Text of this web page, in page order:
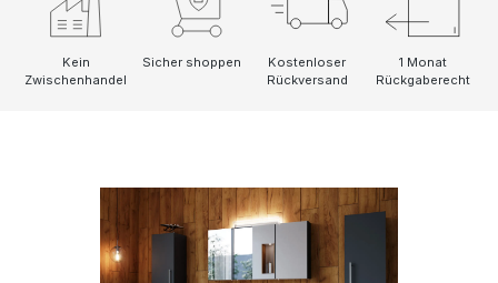
Kein
Zwischenhandel
Sicher shoppen
Kostenloser
Rückversand
1 Monat
Rückgaberecht